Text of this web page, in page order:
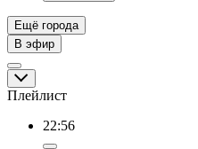
Ещё города
В эфир
Плейлист
22:56